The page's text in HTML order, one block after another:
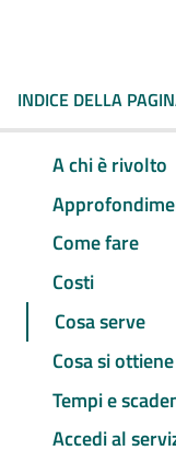
INDICE DELLA
A chi è rivolto
Come fare
Costi
Cosa serve
Cosa si ottiene
Tempi e
Accedi al